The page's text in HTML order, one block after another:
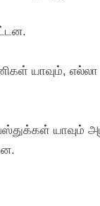
யாவும், எல்லா
யாவும்